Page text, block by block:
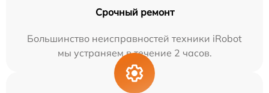
Срочный ремонт
Большинство неисправностей техники iRobot
мы устраняем в течение 2 часов.